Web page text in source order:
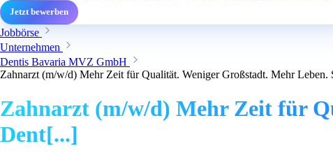
Jetzt bewerben
Jobbörse
Unternehmen
Dentis Bavaria MVZ GmbH
Zahnarzt (m/w/d) Mehr Zeit für Qualität. Weniger Großstadt. Mehr Leben.
Zahnarzt (m/w/d) Mehr Zeit für
Dent[...]